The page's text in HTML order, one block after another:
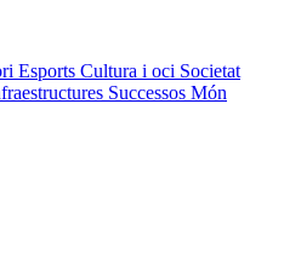
Esports Cultura i oci Societat
Successos Món